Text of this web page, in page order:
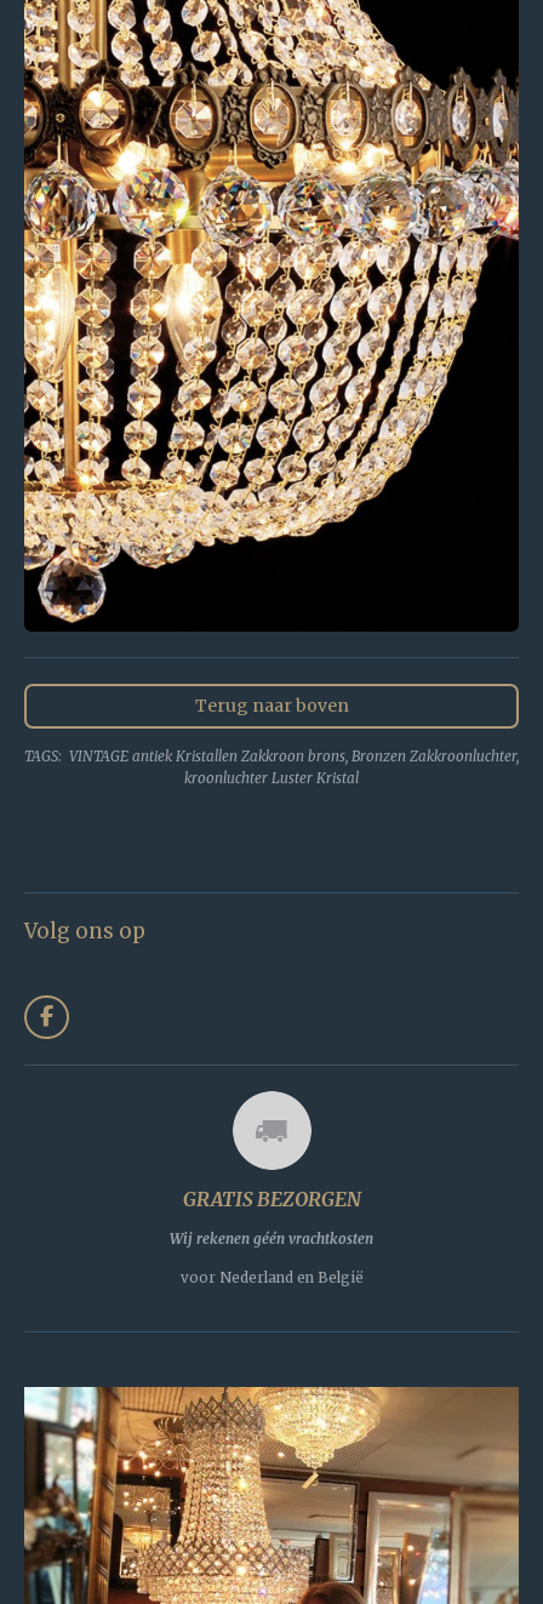
Terug naar boven
TAGS: VINTAGE antiek Kristallen Zakkroon brons, Bronzen Zakkroonluchter,
kroonluchter Luster Kristal
Volg ons op
F
a
c
GRATIS BEZORGEN
Wij rekenen géén vrachtkosten
voor Nederland en België